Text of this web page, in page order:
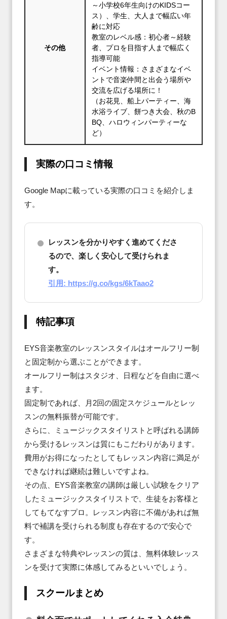
その他
～小学校6年生向けのKIDSコー
ス）、学生、大人まで幅広い年
齢に対応
教室のレベル感：初心者～経験
者、プロを目指す人まで幅広く
指導可能
イベント情報：さまざまなイベ
ントで音楽仲間と出会う場所や
交流を広げる場所に！
（お花見、船上パーティー、海
水浴ライブ、餅つき大会、秋のB
BQ、ハロウィンパーティーな
ど）
実際の口コミ情報
Google Mapに載っている実際の口コミを紹介しま
す。
レッスンを分かりやすく進めてくださ
るので、楽しく安心して受けられま
す。
引用: https://g.co/kgs/6kTaao2
特記事項
EYS音楽教室のレッスンスタイルはオールフリー制
と固定制から選ぶことができます。
オールフリー制はスタジオ、日程などを自由に選べ
ます。
固定制であれば、月2回の固定スケジュールとレッ
スンの無料振替が可能です。
さらに、ミュージックスタイリストと呼ばれる講師
から受けるレッスンは質にもこだわりがあります。
費用がお得になったとしてもレッスン内容に満足が
できなければ継続は難しいですよね。
その点、EYS音楽教室の講師は厳しい試験をクリア
したミュージックスタイリストで、生徒をお客様と
してもてなすプロ。レッスン内容に不備があれば無
料で補講を受けられる制度も存在するので安心で
す。
さまざまな特典やレッスンの質は、無料体験レッス
ンを受けて実際に体感してみるといいでしょう。
スクールまとめ